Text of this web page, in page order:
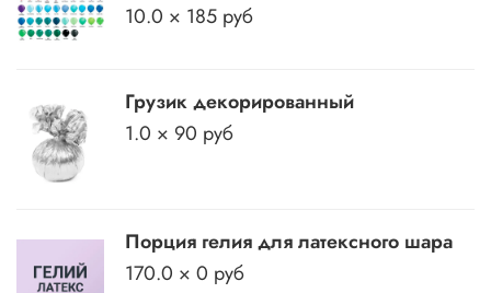
10.0 × 185 руб
Грузик декорированный
1.0 × 90 руб
Порция гелия для латексного шара
170.0 × 0 руб